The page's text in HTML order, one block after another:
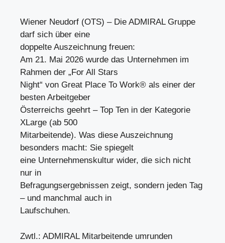
Wiener Neudorf (OTS) – Die ADMIRAL Gruppe
darf sich über eine
doppelte Auszeichnung freuen:
Am 21. Mai 2026 wurde das Unternehmen im
Rahmen der „For All Stars
Night“ von Great Place To Work® als einer der
besten Arbeitgeber
Österreichs geehrt – Top Ten in der Kategorie
XLarge (ab 500
Mitarbeitende). Was diese Auszeichnung
besonders macht: Sie spiegelt
eine Unternehmenskultur wider, die sich nicht
nur in
Befragungsergebnissen zeigt, sondern jeden Tag
– und manchmal auch in
Laufschuhen.
Zwtl.: ADMIRAL Mitarbeitende umrunden